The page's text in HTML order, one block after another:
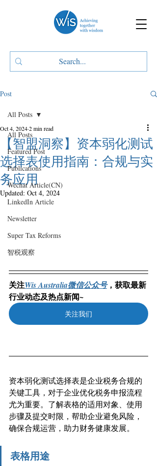
Post
All Posts
Featured Post
Publications
Wechat Article(CN)
LinkedIn Article
Newsletter
Super Tax Reforms
智税观察
All Posts
【智盟洞察】资本弱化测试
选择表使用指南：合规与实
务应用
Oct 4, 20242 min read
Updated: Oct 4, 2024
关注Wis Australia微信公众号，获取最新
行业动态及热点新闻~
关注我们
资本弱化测试选择表是企业税务合规的
关键工具，对于企业优化税务申报流程
尤为重要。了解表格的适用对象、使用
步骤及提交时限，帮助企业避免风险，
确保合规运营，助力财务健康发展。
表格用途